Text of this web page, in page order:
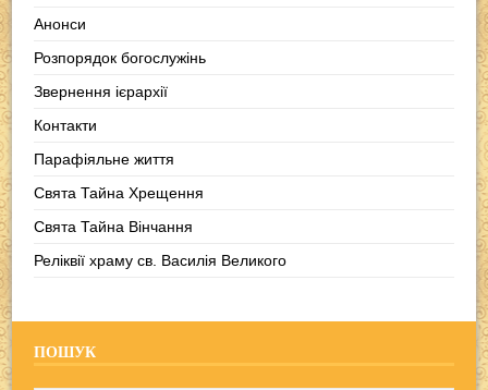
Анонси
Розпорядок богослужінь
Звернення ієрархії
Контакти
Парафіяльне життя
Свята Тайна Хрещення
Свята Тайна Вінчання
Реліквії храму св. Василія Великого
ПОШУК